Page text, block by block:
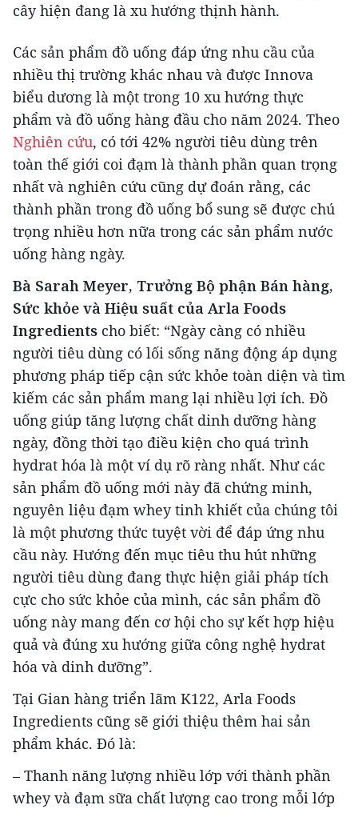
cây hiện đang là xu hướng thịnh hành.
Các sản phẩm đồ uống đáp ứng nhu cầu của
nhiều thị trường khác nhau và được Innova
biểu dương là một trong 10 xu hướng thực
phẩm và đồ uống hàng đầu cho năm 2024. Theo
Nghiên cứu, có tới 42% người tiêu dùng trên
toàn thế giới coi đạm là thành phần quan trọng
nhất và nghiên cứu cũng dự đoán rằng, các
thành phần trong đồ uống bổ sung sẽ được chú
trọng nhiều hơn nữa trong các sản phẩm nước
uống hàng ngày.
Bà Sarah Meyer, Trưởng Bộ phận Bán hàng,
Sức khỏe và Hiệu suất của Arla Foods
Ingredients cho biết: “Ngày càng có nhiều
người tiêu dùng có lối sống năng động áp dụng
phương pháp tiếp cận sức khỏe toàn diện và tìm
kiếm các sản phẩm mang lại nhiều lợi ích. Đồ
uống giúp tăng lượng chất dinh dưỡng hàng
ngày, đồng thời tạo điều kiện cho quá trình
hydrat hóa là một ví dụ rõ ràng nhất. Như các
sản phẩm đồ uống mới này đã chứng minh,
nguyên liệu đạm whey tinh khiết của chúng tôi
là một phương thức tuyệt vời để đáp ứng nhu
cầu này. Hướng đến mục tiêu thu hút những
người tiêu dùng đang thực hiện giải pháp tích
cực cho sức khỏe của mình, các sản phẩm đồ
uống này mang đến cơ hội cho sự kết hợp hiệu
quả và đúng xu hướng giữa công nghệ hydrat
hóa và dinh dưỡng”.
Tại Gian hàng triển lãm K122, Arla Foods
Ingredients cũng sẽ giới thiệu thêm hai sản
phẩm khác. Đó là:
– Thanh năng lượng nhiều lớp với thành phần
whey và đạm sữa chất lượng cao trong mỗi lớp